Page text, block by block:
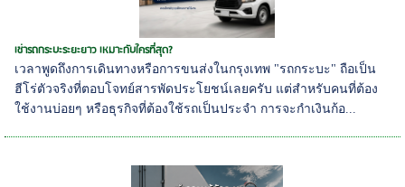
เช่ารถกระบะระยะยาว เหมาะกับใครที่สุด?
เวลาพูดถึงการเดินทางหรือการขนส่งในกรุงเทพ "รถกระบะ" ถือเป็น
ฮีโร่ตัวจริงที่ตอบโจทย์สารพัดประโยชน์เลยครับ แต่สำหรับคนที่ต้อง
ใช้งานบ่อยๆ หรือธุรกิจที่ต้องใช้รถเป็นประจำ การจะกำเงินก้อ...